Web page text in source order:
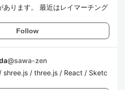
あります。 最近はレイマーチング
Follow
@sawa-zen
shree.js / three.js / React / Sketc